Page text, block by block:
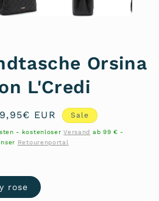
Orsina
L'Credi
EUR Sale
- kostenloserVersand ab 99 € -
Retourenportal
rose